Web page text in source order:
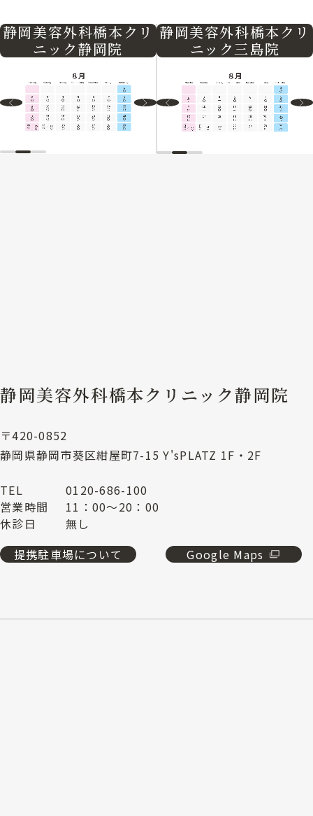
静岡美容外科橋本クリ
ニック静岡院
静岡美容外科橋本クリ
ニック三島院
静岡美容外科橋本クリニック静岡院
〒420-0852
静岡県静岡市葵区紺屋町7-15 Y'sPLATZ 1F・2F
TEL
0120-686-100
営業時間
11：00～20：00
休診日
無し
提携駐車場について
Google Maps